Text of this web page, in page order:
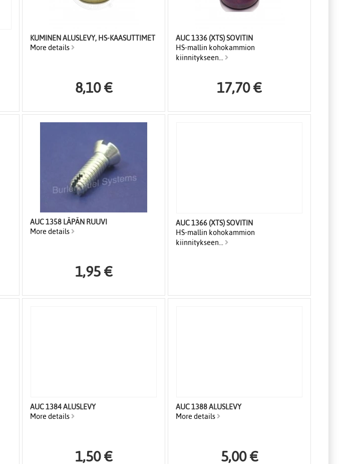
KUMINEN ALUSLEVY, HS-KAASUTTIMET
More details
8,10 €
AUC 1336 (XTS) SOVITIN
HS-mallin kohokammion
kiinnitykseen...
17,70 €
AUC 1358 LÄPÄN RUUVI
More details
1,95 €
AUC 1366 (XTS) SOVITIN
HS-mallin kohokammion
kiinnitykseen...
AUC 1384 ALUSLEVY
More details
1,50 €
AUC 1388 ALUSLEVY
More details
5,00 €